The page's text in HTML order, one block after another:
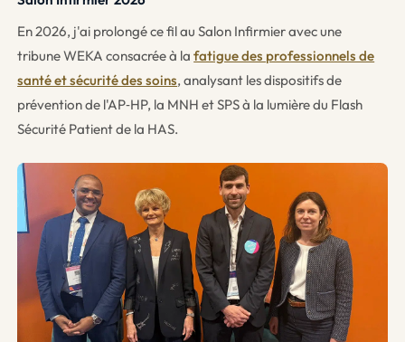
En 2026, j'ai prolongé ce fil au Salon Infirmier avec une
tribune WEKA consacrée à lafatigue des professionnels de
santé et sécurité des soins, analysant les dispositifs de
prévention de l'AP‑HP, la MNH et SPS à la lumière du Flash
Sécurité Patient de la HAS.